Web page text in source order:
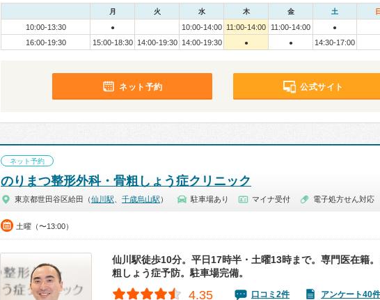
月 火 水 木 金 土 日
10:00-13:30 ● 10:00-14:00 11:00-14:00 11:00-14:00 ●
16:00-19:30 15:00-18:30 14:00-19:30 14:00-19:30 ● ● 14:30-17:00
ネット予約 公式サイト
ネット予約
のりまつ整形外科・骨粗しょう症クリニック
東京都世田谷区給田（仙川駅 千歳烏山駅 ） 駐車場あり マイナ受付 電子処方せん対応
土曜（〜13:00）
仙川駅徒歩10分。平日17時半・土曜13時まで。専門医在籍
粗しょう症予防。駐車場完備。
4.35 口コミ2件 アンケート40件